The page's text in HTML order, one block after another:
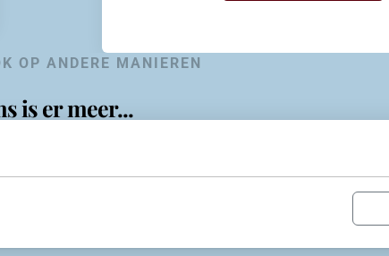
OP ANDERE MANIEREN
is er meer...